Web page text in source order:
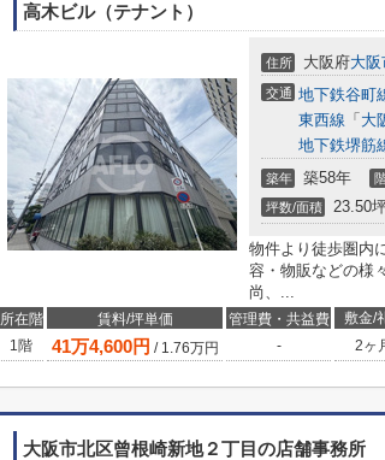
高木ビル（テナント）
住所 大阪府大
交通 地下鉄谷町
東西線 「 大
地下鉄堺筋
築年 築58年
坪数/面積 23.50
物件より徒歩圏内
容・物販などの様
尚、...
所在階 賃料/坪単価 管理費・共益費 敷金/
1階
41万4,600円 / 1.76万円 - 2ヶ
大阪市北区曾根崎新地２丁目の店舗事務所